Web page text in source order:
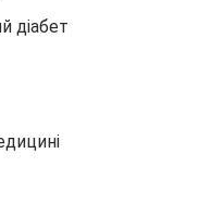
діабет